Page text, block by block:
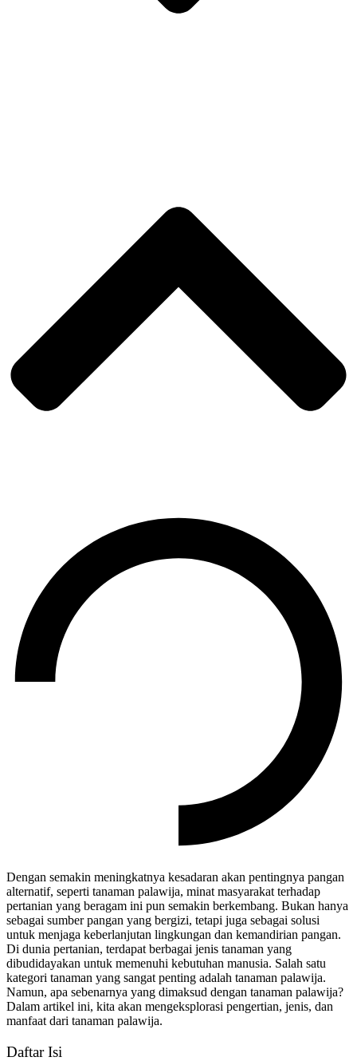
Dengan semakin meningkatnya kesadaran akan pentingnya pangan
alternatif, seperti tanaman palawija, minat masyarakat terhadap
pertanian yang beragam ini pun semakin berkembang. Bukan hanya
sebagai sumber pangan yang bergizi, tetapi juga sebagai solusi
untuk menjaga keberlanjutan lingkungan dan kemandirian pangan.
Di dunia pertanian, terdapat berbagai jenis tanaman yang
dibudidayakan untuk memenuhi kebutuhan manusia. Salah satu
kategori tanaman yang sangat penting adalah tanaman palawija.
Namun, apa sebenarnya yang dimaksud dengan tanaman palawija?
Dalam artikel ini, kita akan mengeksplorasi pengertian, jenis, dan
manfaat dari tanaman palawija.
Daftar Isi